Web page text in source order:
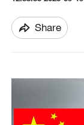
Share